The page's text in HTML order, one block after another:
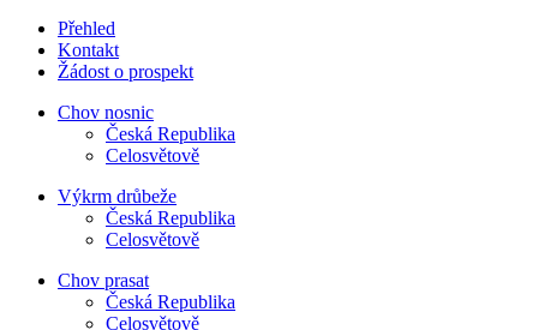
Přehled
Kontakt
Žádost o prospekt
Chov nosnic
Česká Republika
Celosvětově
Výkrm drůbeže
Česká Republika
Celosvětově
Chov prasat
Česká Republika
Celosvětově